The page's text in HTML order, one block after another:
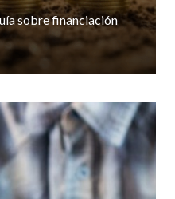
sobre financiación